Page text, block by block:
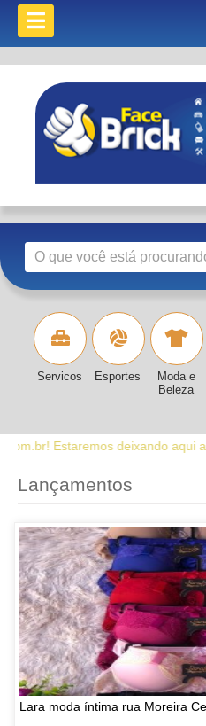
Servicos Esportes
Moda e
Beleza
avisos sobre novidades que
Lançamentos
Lara moda íntima rua Moreira